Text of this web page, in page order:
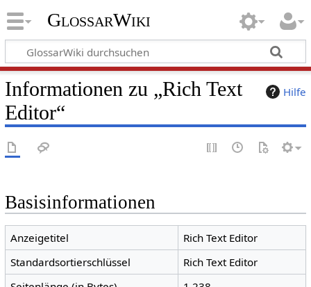
GlossarWiki
Hilfe
Informationen zu „Rich Text
Editor“
Basisinformationen
Anzeigetitel
Rich Text Editor
Standardsortierschlüssel
Rich Text Editor